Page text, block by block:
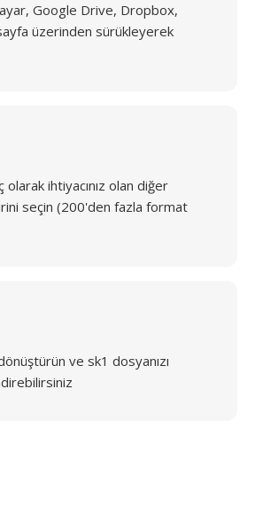
Google Drive, Dropbox,
üzerinden sürükleyerek
ihtiyacınız olan diğer
seçin (200'den fazla format
ve sk1 dosyanızı